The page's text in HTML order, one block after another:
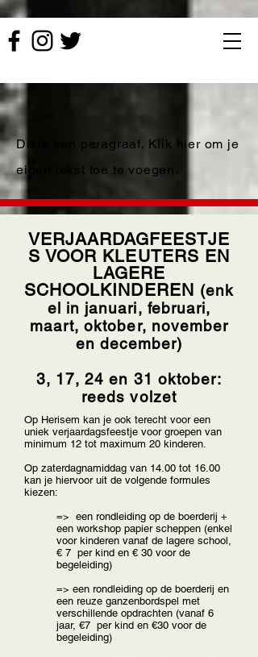
Dit is een paragraaf. Klik hier om je
eigen tekst toe te voegen.
VERJAARDAGFEESTJE
S VOOR KLEUTERS EN
LAGERE
SCHOOLKINDEREN (enk
el in januari, februari,
maart, oktober, november
en december)
3, 17, 24 en 31 oktober:
reeds volzet
Op Herisem kan je ook terecht voor een
uniek verjaardagsfeestje voor groepen van
minimum 12 tot maximum 20 kinderen.
Op zaterdagnamiddag van 14.00 tot 16.00
kan je hiervoor uit de volgende formules
kiezen:
=> een rondleiding op de boerderij +
een workshop papier scheppen (enkel
voor kinderen vanaf de lagere school,
€ 7 per kind en € 30 voor de
begeleiding)
=> een rondleiding op de boerderij en
een reuze ganzenbordspel met
verschillende opdrachten (vanaf 6
jaar, €7 per kind en €30 voor de
begeleiding)